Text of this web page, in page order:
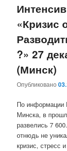
«Кризис
?» 27
(Минск)
Опубликовано
По информации
Минска, в
развелись 7
отнюдь не
кризис, стресс